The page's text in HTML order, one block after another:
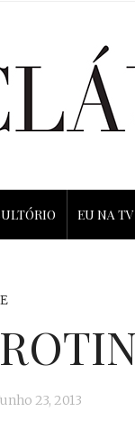
EU NA TV
23, 2013